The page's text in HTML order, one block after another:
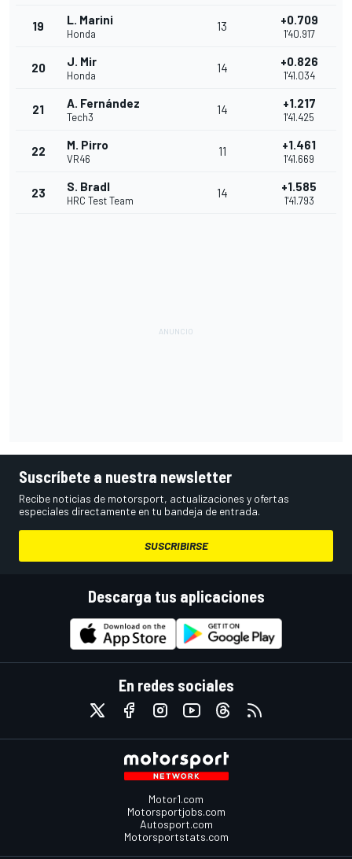
19 L. Marini
Honda
13 +0.709
1'40.917
20 J. Mir
Honda
14 +0.826
1'41.034
21 A. Fernández
Tech3
14 +1.217
1'41.425
22 M. Pirro
VR46
11 +1.461
1'41.669
23 S. Bradl
HRC Test Team
14 +1.585
1'41.793
Suscríbete a nuestra newsletter
Recibe noticias de motorsport, actualizaciones y ofertas
especiales directamente en tu bandeja de entrada.
SUSCRIBIRSE
Descarga tus aplicaciones
En redes sociales
Motor1.com
Motorsportjobs.com
Autosport.com
Motorsportstats.com